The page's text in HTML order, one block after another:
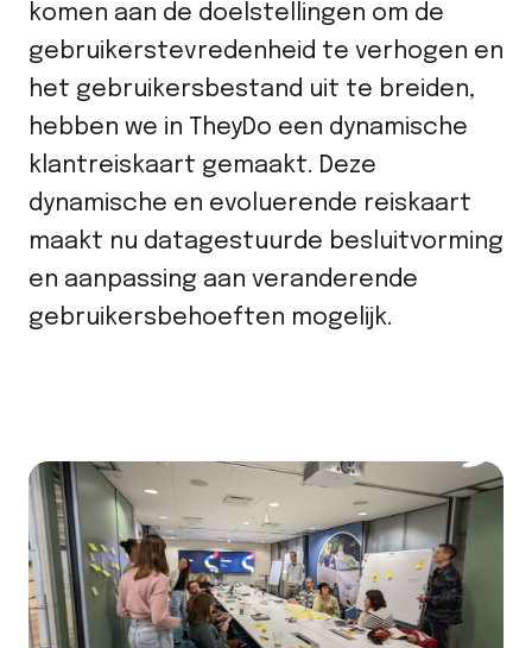
komen aan de doelstellingen om de
gebruikerstevredenheid te verhogen en
het gebruikersbestand uit te breiden,
hebben we in TheyDo een dynamische
klantreiskaart gemaakt. Deze
dynamische en evoluerende reiskaart
maakt nu datagestuurde besluitvorming
en aanpassing aan veranderende
gebruikersbehoeften mogelijk.